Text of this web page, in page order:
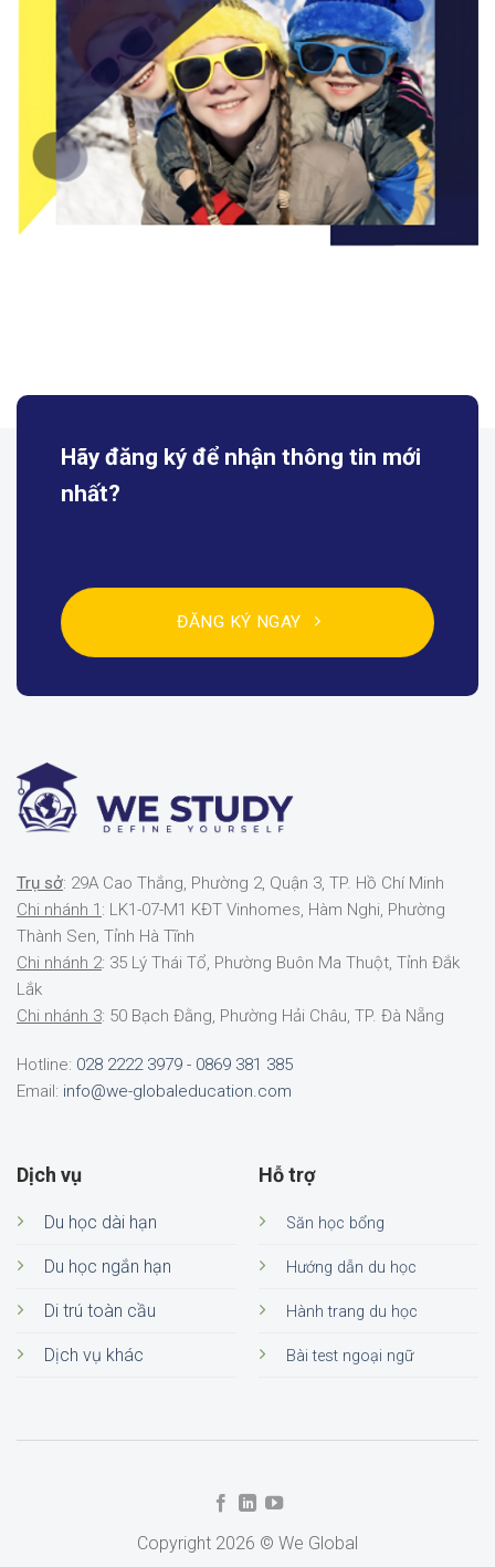
Hãy đăng ký để nhận thông tin mới
nhất?
ĐĂNG KÝ NGAY
Trụ sở: 29A Cao Thắng, Phường 2, Quận 3, TP. Hồ Chí Minh
Chi nhánh 1 : LK1-07-M1 KĐT Vinhomes, Hàm Nghi, Phường
Thành Sen, Tỉnh Hà Tĩnh
Chi nhánh 2: 35 Lý Thái Tổ, Phường Buôn Ma Thuột, Tỉnh Đắk
Lắk
Chi nhánh 3: 50 Bạch Đằng, Phường Hải Châu, TP. Đà Nẵng
Hotline: 028 2222 3979 - 0869 381 385
Email: info@we-globaleducation.com
Dịch vụ
Du học dài hạn
Du học ngắn hạn
Di trú toàn cầu
Dịch vụ khác
Hỗ trợ
Săn học bổng
Hướng dẫn du học
Hành trang du học
Bài test ngoại ngữ
Copyright 2026 © We Global